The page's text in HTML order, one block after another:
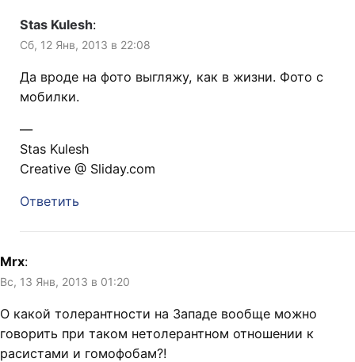
Stas Kulesh:
Сб, 12 Янв, 2013 в 22:08
Да вроде на фото выгляжу, как в жизни. Фото с
мобилки.
—
Stas Kulesh
Creative @ Sliday.com
Ответить
Mrx:
Вс, 13 Янв, 2013 в 01:20
О какой толерантности на Западе вообще можно
говорить при таком нетолерантном отношении к
расистами и гомофобам?!